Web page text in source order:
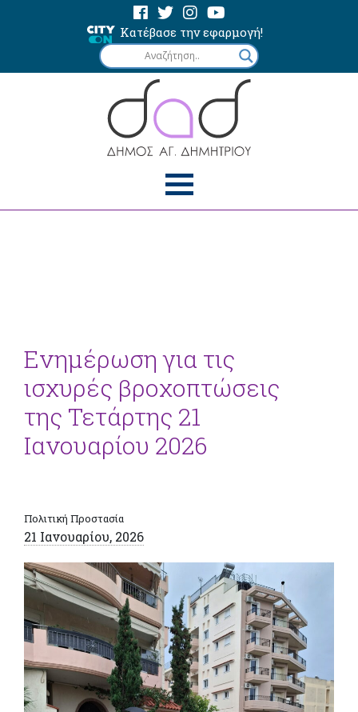
Κατέβασε την εφαρμογή!
Ενημέρωση για τις
ισχυρές βροχοπτώσεις
της Τετάρτης 21
Ιανουαρίου 2026
Πολιτική Προστασία
21 Ιανουαρίου, 2026